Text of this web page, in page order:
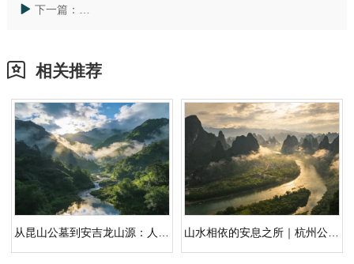
下一篇：
相关推荐
山水相依的安息之所｜杭州公墓价格一览表